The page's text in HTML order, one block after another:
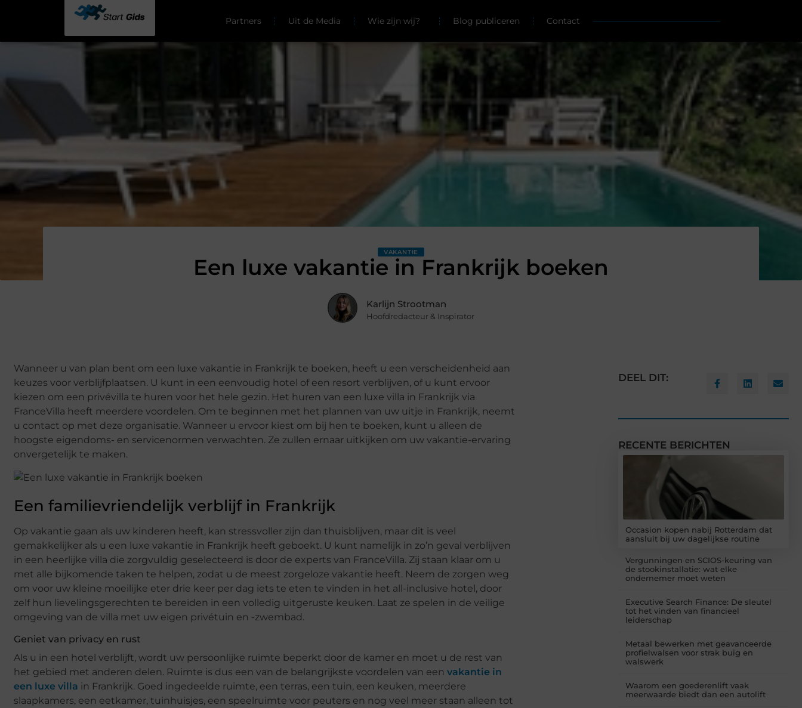
Partners Uit de Media Wie zijn wij? Blog publiceren Contact
VAKANTIE
Een luxe vakantie in Frankrijk boeken
Karlijn Strootman
Hoofdredacteur & Inspirator
Wanneer u van plan bent om een luxe vakantie in Frankrijk te boeken, heeft u een verscheidenheid aan
keuzes voor verblijfplaatsen. U kunt in een eenvoudig hotel of een resort verblijven, of u kunt ervoor
kiezen om een ​​privévilla te huren voor het hele gezin. Het huren van een luxe villa in Frankrijk via
FranceVilla heeft meerdere voordelen. Om te beginnen met het plannen van uw uitje in Frankrijk, neemt
u contact op met deze organisatie. Wanneer u ervoor kiest om bij hen te boeken, kunt u alleen de
hoogste eigendoms- en servicenormen verwachten. Ze zullen ernaar uitkijken om uw vakantie-ervaring
onvergetelijk te maken.
Een familievriendelijk verblijf in Frankrijk
Op vakantie gaan als uw kinderen heeft, kan stressvoller zijn dan thuisblijven, maar dit is veel
gemakkelijker als u een luxe vakantie in Frankrijk heeft geboekt. U kunt namelijk in zo’n geval verblijven
in een heerlijke villa die zorgvuldig geselecteerd is door de experts van FranceVilla. Zij staan klaar om u
met alle bijkomende taken te helpen, zodat u de meest zorgeloze vakantie heeft. Neem de zorgen weg
om voor uw kleine moeilijke eter drie keer per dag iets te eten te vinden in het all-inclusive hotel, door
zelf hun lievelingsgerechten te bereiden in een volledig uitgeruste keuken. Laat ze spelen in de veilige
omgeving van de villa met uw eigen privétuin en -zwembad.
Geniet van privacy en rust
Als u in een hotel verblijft, wordt uw persoonlijke ruimte beperkt door de kamer en moet u de rest van
het gebied met anderen delen. Ruimte is dus een van de belangrijkste voordelen van een vakantie in
een luxe villa in Frankrijk. Goed ingedeelde ruimte, een terras, een tuin, een keuken, meerdere
slaapkamers, een eetkamer, tuinhuisjes, een speelruimte voor peuters en nog veel meer staan ​​alleen tot
DEEL DIT:
RECENTE BERICHTEN
Occasion kopen nabij Rotterdam dat
aansluit bij uw dagelijkse routine
Vergunningen en SCIOS-keuring van
de stookinstallatie: wat elke
ondernemer moet weten
Executive Search Finance: De sleutel
tot het vinden van financieel
leiderschap
Metaal bewerken met geavanceerde
profielwalsen voor strak buig en
walswerk
Waarom een goederenlift vaak
meerwaarde biedt dan een autolift